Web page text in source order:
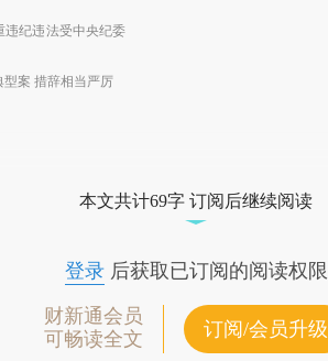
违纪违法受中央纪委
案 措辞相当严厉
本文共计69字 订阅后继续阅读
登录后获取已订阅的阅读权限
财新通会员
可畅读全文
订阅/会员升级